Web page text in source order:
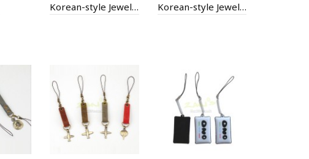
Korean-style Jewelry Gift Korean-style Jewelry Gift